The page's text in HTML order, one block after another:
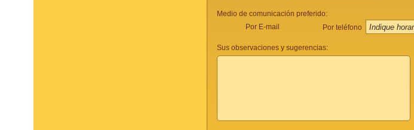
Medio de comunicación preferido:
Por E-mail
Por teléfono
Sus observaciones y sugerencias: